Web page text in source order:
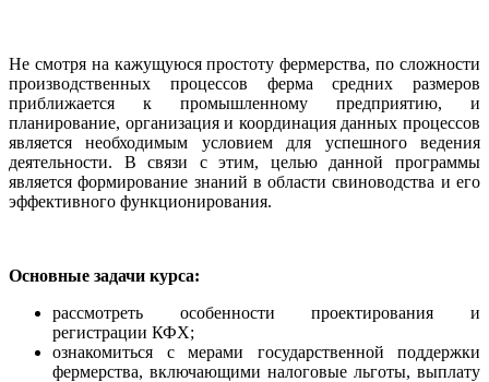
Не смотря на кажущуюся простоту фермерства, по сложности
производственных процессов ферма средних размеров
приближается к промышленному предприятию, и
планирование, организация и координация данных процессов
является необходимым условием для успешного ведения
деятельности. В связи с этим, целью данной программы
является формирование знаний в области свиноводства и его
эффективного функционирования.
Основные задачи курса:
рассмотреть особенности проектирования и
регистрации КФХ;
ознакомиться с мерами государственной поддержки
фермерства, включающими налоговые льготы, выплату